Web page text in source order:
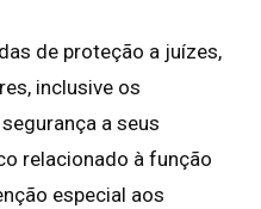
de proteção a juízes,
inclusive os
a seus
relacionado à função
especial aos